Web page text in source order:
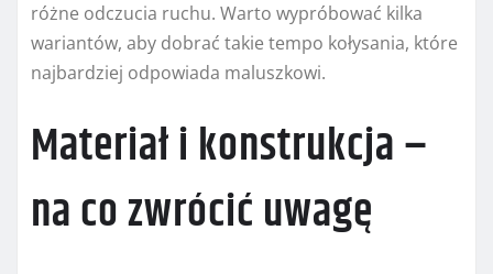
różne odczucia ruchu. Warto wypróbować kilka
wariantów, aby dobrać takie tempo kołysania, które
najbardziej odpowiada maluszkowi.
Materiał i konstrukcja –
na co zwrócić uwagę